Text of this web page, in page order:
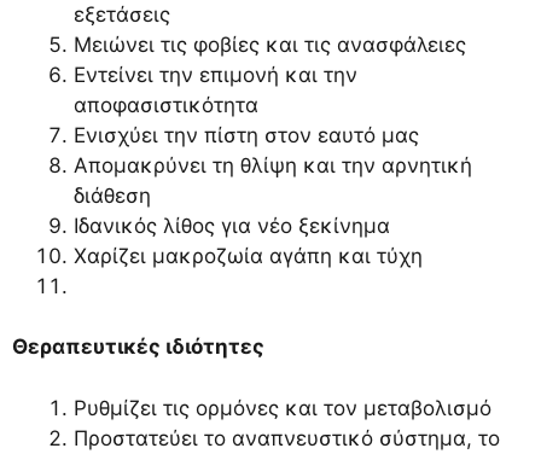
εξετάσεις
Μειώνει τις φοβίες και τις ανασφάλειες
Εντείνει την επιμονή και την
αποφασιστικότητα
Ενισχύει την πίστη στον εαυτό μας
Απομακρύνει τη θλίψη και την αρνητική
διάθεση
Ιδανικός λίθος για νέο ξεκίνημα
Χαρίζει μακροζωία αγάπη και τύχη
Θεραπευτικές ιδιότητες
Ρυθμίζει τις ορμόνες και τον μεταβολισμό
Προστατεύει το αναπνευστικό σύστημα, το